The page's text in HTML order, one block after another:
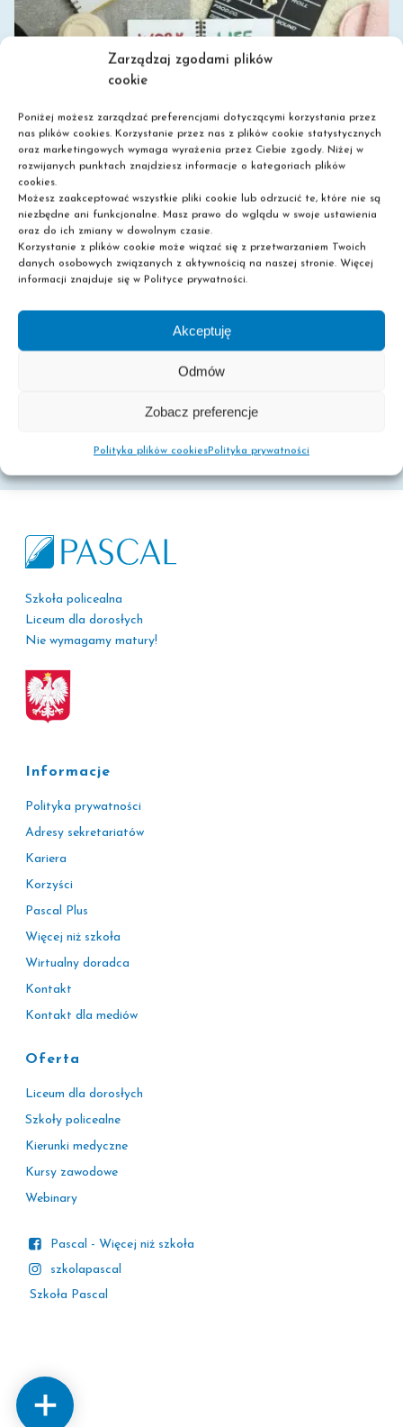
Zarządzaj zgodami plików
cookie
Poniżej możesz zarządzać preferencjami dotyczącymi korzystania przez
nas plików cookies. Korzystanie przez nas z plików cookie statystycznych
oraz marketingowych wymaga wyrażenia przez Ciebie zgody. Niżej w
rozwijanych punktach znajdziesz informacje o kategoriach plików
cookies.
Możesz zaakceptować wszystkie pliki cookie lub odrzucić te, które nie są
niezbędne ani funkcjonalne. Masz prawo do wglądu w swoje ustawienia
oraz do ich zmiany w dowolnym czasie.
Korzystanie z plików cookie może wiązać się z przetwarzaniem Twoich
danych osobowych związanych z aktywnością na naszej stronie. Więcej
informacji znajduje się w Polityce prywatności.
Akceptuję
Odmów
Zobacz preferencje
Polityka plików cookiesPolityka prywatności
JAK DBAĆ O RÓWNOWAGĘ MIĘDZY PRACĄ A
ŻYCIEM PRYWATNYM?
Ustalanie granic Wyznacz czas pracy i odpoczynku:
Staraj się nie zabierać pracy do domu i wyznacz
wyraźne granice między czasem pracy a czasem
wolnym. Unikaj sprawdzania służbowych e-maili po
[...]
Szkoła policealna
Liceum dla dorosłych
Nie wymagamy matury!
Informacje
Polityka prywatności
Adresy sekretariatów
Kariera
Korzyści
Pascal Plus
Więcej niż szkoła
Wirtualny doradca
Kontakt
Kontakt dla mediów
Oferta
Liceum dla dorosłych
Szkoły policealne
Kierunki medyczne
Kursy zawodowe
Webinary
Pascal - Więcej niż szkoła
szkolapascal
Szkoła Pascal